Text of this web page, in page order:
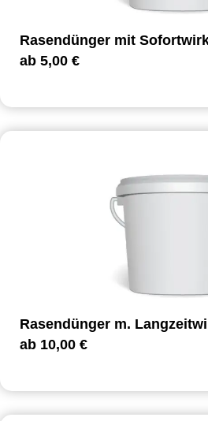
Rasendünger mit
ab 5,00 €
Rasendünger m.
ab 10,00 €